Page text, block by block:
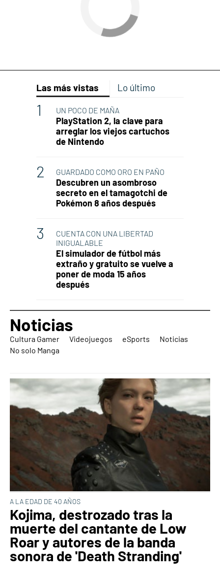
Las más vistas Lo último
UN POCO DE MAÑA
PlayStation 2, la clave para
arreglar los viejos cartuchos
de Nintendo
GUARDADO COMO ORO EN PAÑO
Descubren un asombroso
secreto en el tamagotchi de
Pokémon 8 años después
CUENTA CON UNA LIBERTAD
INIGUALABLE
El simulador de fútbol más
extraño y gratuito se vuelve a
poner de moda 15 años
después
Noticias
Cultura Gamer Videojuegos eSports
Noticias
No solo Manga
A LA EDAD DE 40 AÑOS
Kojima, destrozado tras la
muerte del cantante de Low
Roar y autores de la banda
sonora de 'Death Stranding'